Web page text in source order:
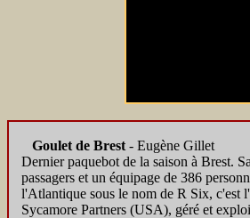
Goulet de Brest - Eugène Gillet
Dernier paquebot de la saison à Brest.
passagers et un équipage de 386
l'Atlantique sous le nom de R Six, c'est
Sycamore Partners (USA), géré et